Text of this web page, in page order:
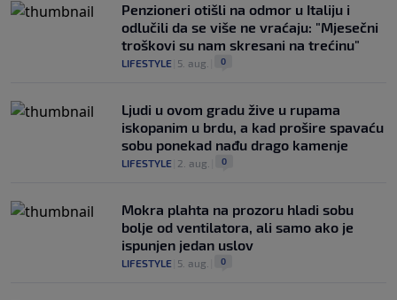
Penzioneri otišli na odmor u Italiju i
odlučili da se više ne vraćaju: "Mjesečni
troškovi su nam skresani na trećinu"
LIFESTYLE 5. aug. 0
Ljudi u ovom gradu žive u rupama
iskopanim u brdu, a kad prošire spavaću
sobu ponekad nađu drago kamenje
LIFESTYLE 2. aug. 0
Mokra plahta na prozoru hladi sobu
bolje od ventilatora, ali samo ako je
ispunjen jedan uslov
LIFESTYLE 5. aug. 0